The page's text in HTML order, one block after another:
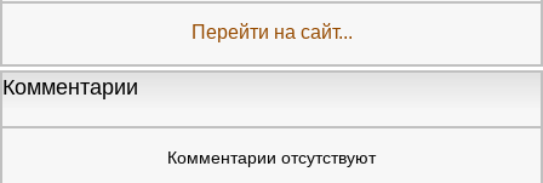
Перейти на сайт...
Комментарии
Комментарии отсутствуют